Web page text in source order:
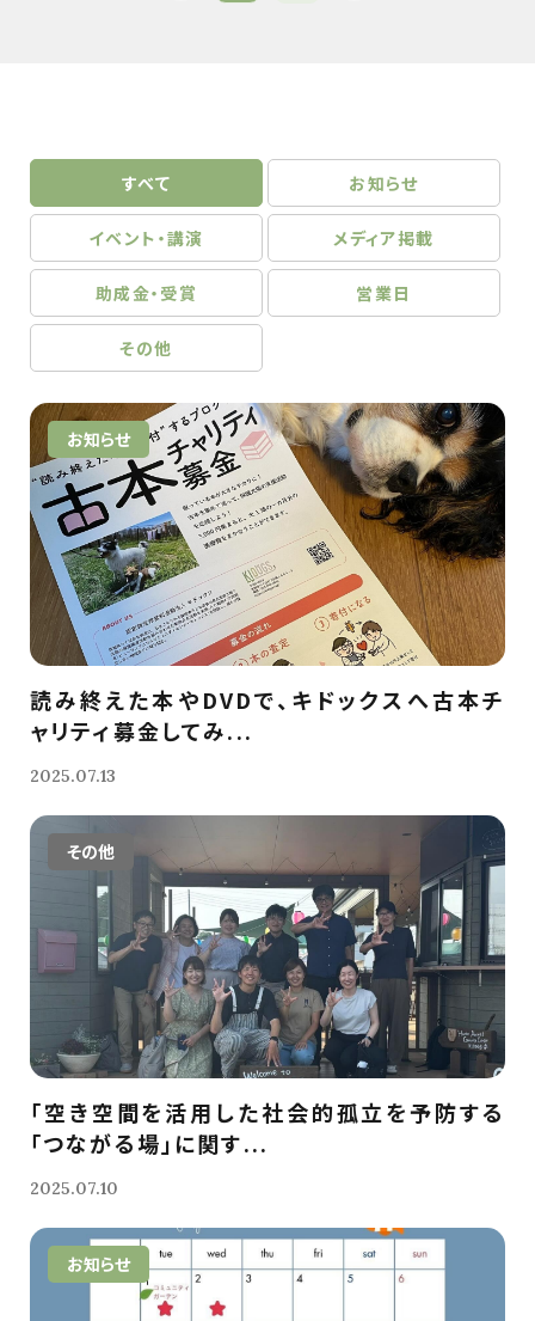
すべて お知らせ
イベント・講演 メディア掲載
助成金・受賞 営業日
その他
お知らせ
読み終えた本やDVDで、キドックスへ古本チ
ャリティ募金してみ...
2025.07.13
その他
「空き空間を活用した社会的孤立を予防する
「つながる場」に関す...
2025.07.10
お知らせ